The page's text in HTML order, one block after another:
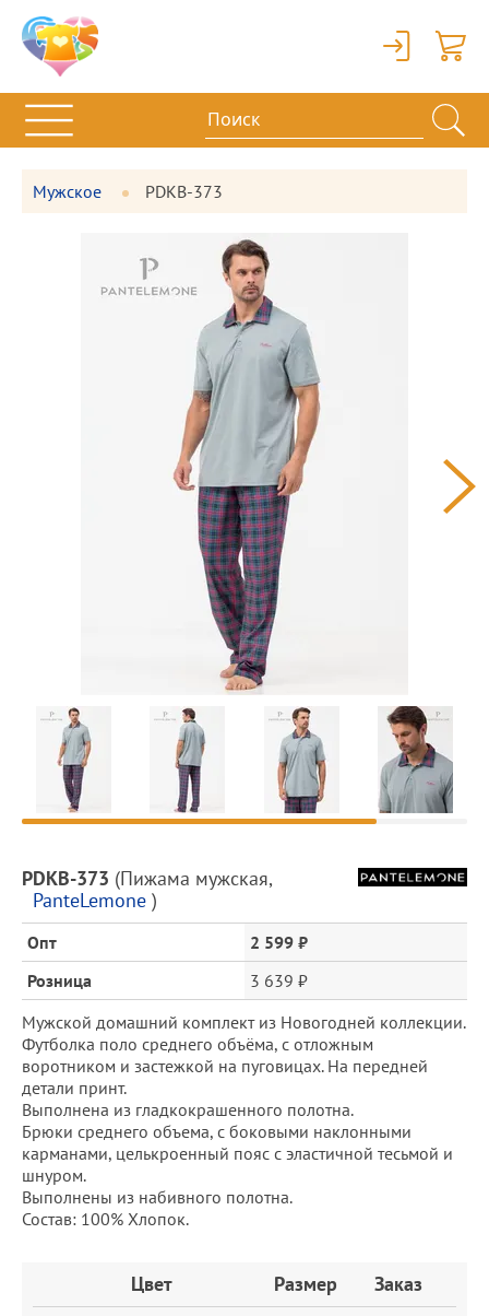
Вход
Мужское PDKB-373
Фотографии
товара
Предпросмотр
фотографий
Описание
товара
и
цена
PDKB-373 (Пижама мужская,
PanteLemone )
Опт
2 599 ₽
Розница
3 639 ₽
Мужской домашний комплект из Новогодней коллекции.
Футболка поло среднего объёма, с отложным
воротником и застежкой на пуговицах. На передней
детали принт.
Выполнена из гладкокрашенного полотна.
Брюки среднего объема, с боковыми наклонными
карманами, целькроенный пояс с эластичной тесьмой и
шнуром.
Выполнены из набивного полотна.
Состав: 100% Хлопок.
Цвет Размер Заказ